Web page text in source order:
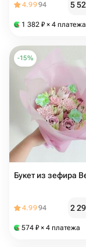
4.9994 5
1 382 ₽ × 4 платежа
-15%
Букет из зефира
4.9994 2
574 ₽ × 4 платежа